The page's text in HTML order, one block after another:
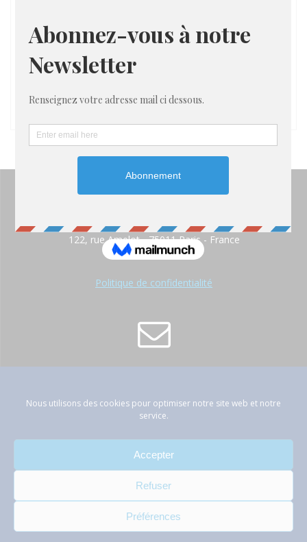
Nous utilisons des cookies pour optimiser notre site web et notre
service.
Accepter
Refuser
Préférences
122, rue Amelot - 75011 Paris - France
Politique de confidentialité
01 42 89 66 53
© 2026 ATEP. Acteurs du Traitement des Eaux de la